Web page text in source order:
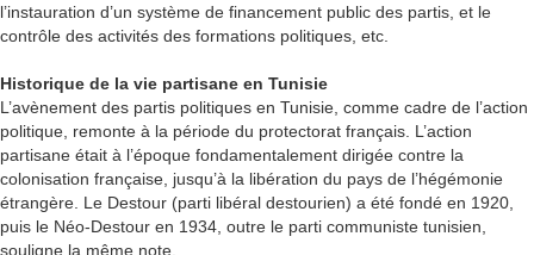
l’instauration d’un système de financement public des partis, et le
contrôle des activités des formations politiques, etc.
Historique de la vie partisane en Tunisie
L’avènement des partis politiques en Tunisie, comme cadre de l’action
politique, remonte à la période du protectorat français. L’action
partisane était à l’époque fondamentalement dirigée contre la
colonisation française, jusqu’à la libération du pays de l’hégémonie
étrangère. Le Destour (parti libéral destourien) a été fondé en 1920,
puis le Néo-Destour en 1934, outre le parti communiste tunisien,
souligne la même note.